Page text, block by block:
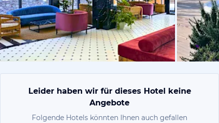
vom
Leider haben wir für dieses Hotel keine
Angebote
Folgende Hotels könnten Ihnen auch gefallen